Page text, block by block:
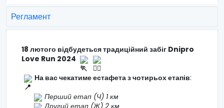
Регламент
18 лютого відбудеться традиційний забіг Dnipro
Love Run 2024
На вас чекатиме естафета з чотирьох етапів:
Перший етап (Ч) 1 км
Другий етап (Ж) 2 км